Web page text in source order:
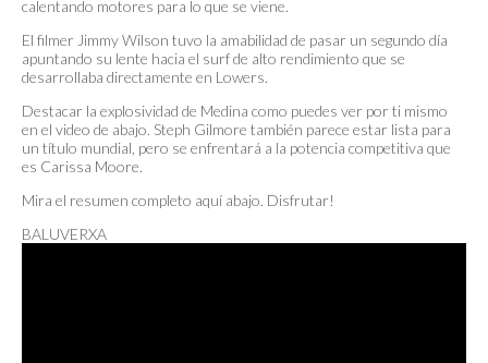
calentando motores para lo que se viene.
El filmer Jimmy Wilson tuvo la amabilidad de pasar un segundo día
apuntando su lente hacia el surf de alto rendimiento que se
desarrollaba directamente en Lowers.
Destacar la explosividad de Medina como puedes ver por ti mismo
en el video de abajo. Steph Gilmore también parece estar lista para
un título mundial, pero se enfrentará a la potencia competitiva que
es Carissa Moore.
Mira el resumen completo aquí abajo. Disfrutar!
BALUVERXA